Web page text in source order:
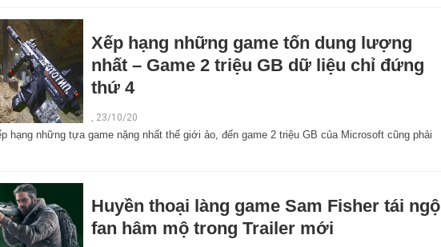
Xếp hạng những game tốn dung lượng
nhất – Game 2 triệu GB dữ liệu chỉ đứng
thứ 4
23/10/20
hạng những tựa game nặng nhất thế giới ảo, đến game 2 triệu GB của Microsoft cũng phải
Huyền thoại làng game Sam Fisher tái ngộ
fan hâm mộ trong Trailer mới